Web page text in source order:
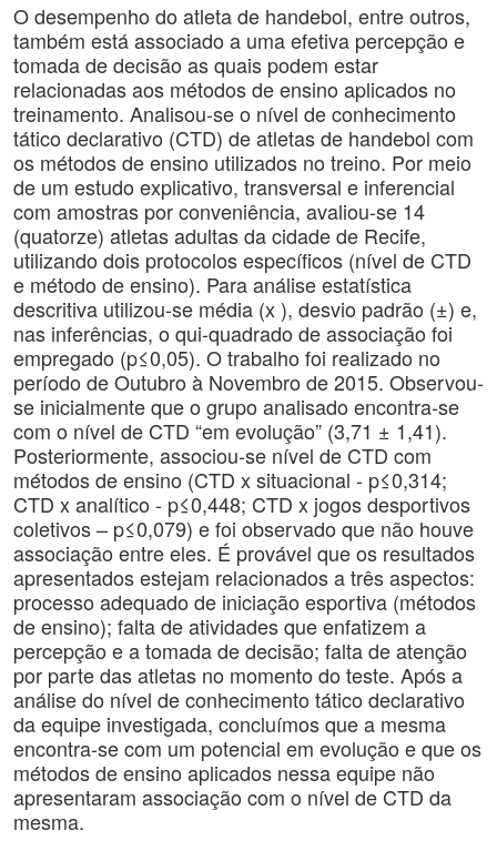
O desempenho do atleta de handebol, entre outros,
também está associado a uma efetiva percepção e
tomada de decisão as quais podem estar
relacionadas aos métodos de ensino aplicados no
treinamento. Analisou-se o nível de conhecimento
tático declarativo (CTD) de atletas de handebol com
os métodos de ensino utilizados no treino. Por meio
de um estudo explicativo, transversal e inferencial
com amostras por conveniência, avaliou-se 14
(quatorze) atletas adultas da cidade de Recife,
utilizando dois protocolos específicos (nível de CTD
e método de ensino). Para análise estatística
descritiva utilizou-se média (x ), desvio padrão (±) e,
nas inferências, o qui-quadrado de associação foi
empregado (p≤0,05). O trabalho foi realizado no
período de Outubro à Novembro de 2015. Observou-
se inicialmente que o grupo analisado encontra-se
com o nível de CTD “em evolução” (3,71 ± 1,41).
Posteriormente, associou-se nível de CTD com
métodos de ensino (CTD x situacional - p≤0,314;
CTD x analítico - p≤0,448; CTD x jogos desportivos
coletivos – p≤0,079) e foi observado que não houve
associação entre eles. É provável que os resultados
apresentados estejam relacionados a três aspectos:
processo adequado de iniciação esportiva (métodos
de ensino); falta de atividades que enfatizem a
percepção e a tomada de decisão; falta de atenção
por parte das atletas no momento do teste. Após a
análise do nível de conhecimento tático declarativo
da equipe investigada, concluímos que a mesma
encontra-se com um potencial em evolução e que os
métodos de ensino aplicados nessa equipe não
apresentaram associação com o nível de CTD da
mesma.